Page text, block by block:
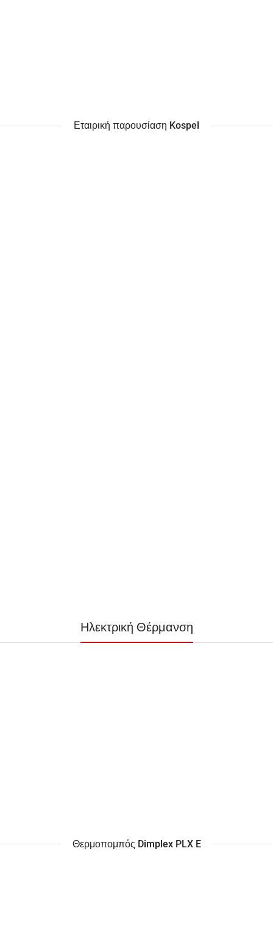
Εταιρική παρουσίαση Kospel
Ηλεκτρική Θέρμανση
Θερμοπομπός Dimplex PLX E